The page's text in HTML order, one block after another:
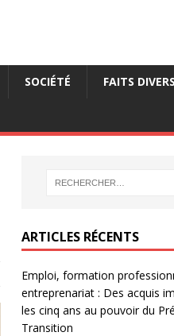
SOCIÉTÉ FAITS DIVERS
ARTICLES RÉCENTS
Emploi, formation
entreprenariat : Des acquis
les cinq ans au pouvoir du
Transition